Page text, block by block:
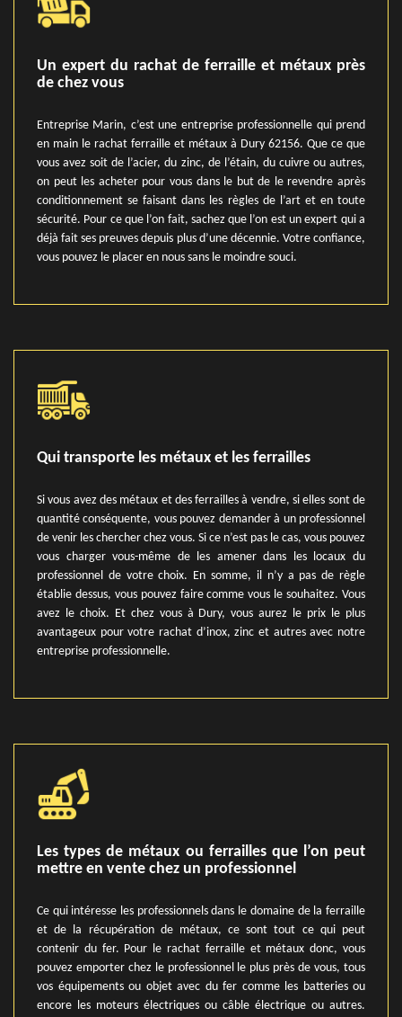
Un expert du rachat de ferraille et métaux près
de chez vous
Entreprise Marin, c’est une entreprise professionnelle qui prend
en main le rachat ferraille et métaux à Dury 62156. Que ce que
vous avez soit de l’acier, du zinc, de l’étain, du cuivre ou autres,
on peut les acheter pour vous dans le but de le revendre après
conditionnement se faisant dans les règles de l’art et en toute
sécurité. Pour ce que l’on fait, sachez que l’on est un expert qui a
déjà fait ses preuves depuis plus d’une décennie. Votre confiance,
vous pouvez le placer en nous sans le moindre souci.
Qui transporte les métaux et les ferrailles
Si vous avez des métaux et des ferrailles à vendre, si elles sont de
quantité conséquente, vous pouvez demander à un professionnel
de venir les chercher chez vous. Si ce n’est pas le cas, vous pouvez
vous charger vous-même de les amener dans les locaux du
professionnel de votre choix. En somme, il n’y a pas de règle
établie dessus, vous pouvez faire comme vous le souhaitez. Vous
avez le choix. Et chez vous à Dury, vous aurez le prix le plus
avantageux pour votre rachat d’inox, zinc et autres avec notre
entreprise professionnelle.
Les types de métaux ou ferrailles que l’on peut
mettre en vente chez un professionnel
Ce qui intéresse les professionnels dans le domaine de la ferraille
et de la récupération de métaux, ce sont tout ce qui peut
contenir du fer. Pour le rachat ferraille et métaux donc, vous
pouvez emporter chez le professionnel le plus près de vous, tous
vos équipements ou objet avec du fer comme les batteries ou
encore les moteurs électriques ou câble électrique ou autres.